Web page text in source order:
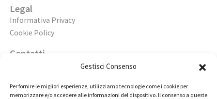
Gestisci Consenso
Per fornire le migliori esperienze, utilizziamo tecnologie come i cookie per
memorizzare e/o accedere alle informazioni del dispositivo. Il consenso a queste
Legal
Informativa Privacy
Cookie Policy
Contatti